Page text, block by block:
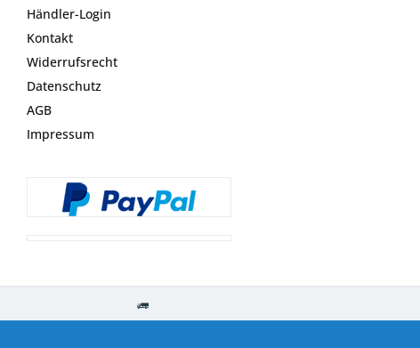
Händler-Login
Kontakt
Widerrufsrecht
Datenschutz
AGB
Impressum